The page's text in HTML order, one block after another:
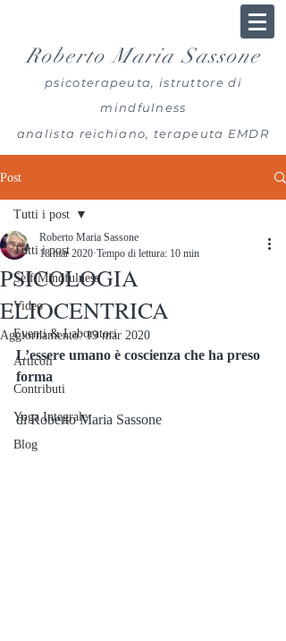
Roberto Maria Sassone
psicoterapeuta, istruttore di
mindfulness
analista reichiano, terapeuta EMDR
Post
Tutti i post
Self Mindfulness
Video
Eventi & Laboratori
Articoli
Contributi
Yoga Integrale
Blog
Tutti i post
PSICOLOGIA
ELIOCENTRICA
Roberto Maria Sassone
18 mar 2020 Tempo di lettura: 10 min
Aggiornamento:19 mar 2020
L’essere umano è coscienza che ha preso
forma
di Roberto Maria Sassone